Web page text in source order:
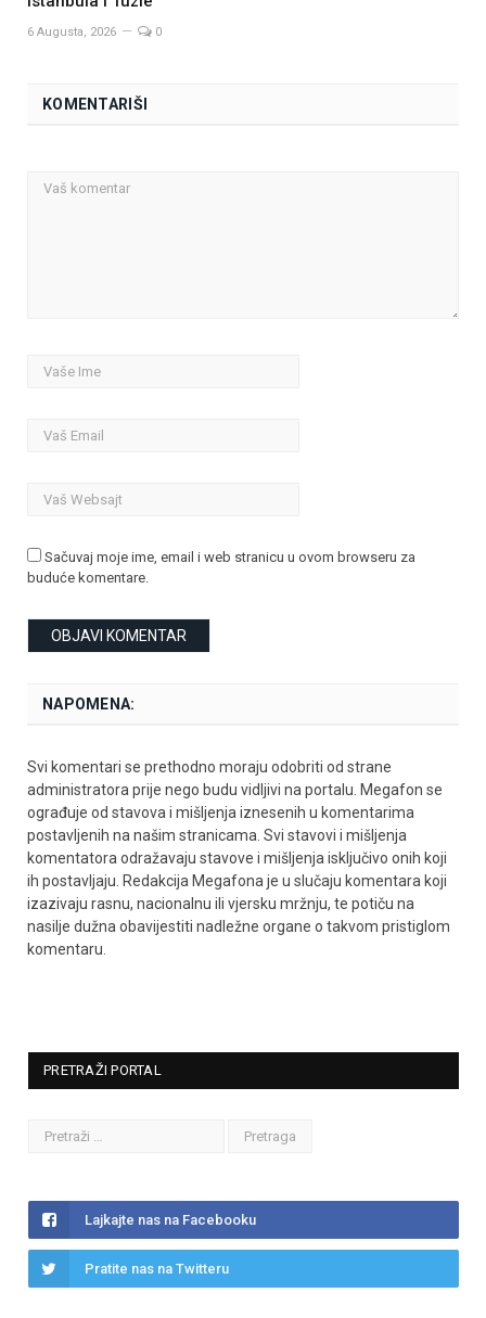
6 Augusta, 2026 0
KOMENTARIŠI
Sačuvaj moje ime, email i web stranicu u ovom browseru za
buduće komentare.
NAPOMENA:
Svi komentari se prethodno moraju odobriti od strane
administratora prije nego budu vidljivi na portalu. Megafon se
ograđuje od stavova i mišljenja iznesenih u komentarima
postavljenih na našim stranicama. Svi stavovi i mišljenja
komentatora odražavaju stavove i mišljenja isključivo onih koji
ih postavljaju. Redakcija Megafona je u slučaju komentara koji
izazivaju rasnu, nacionalnu ili vjersku mržnju, te potiču na
nasilje dužna obavijestiti nadležne organe o takvom pristiglom
komentaru.
PRETRAŽI PORTAL
Lajkajte nas na Facebooku
Pratite nas na Twitteru